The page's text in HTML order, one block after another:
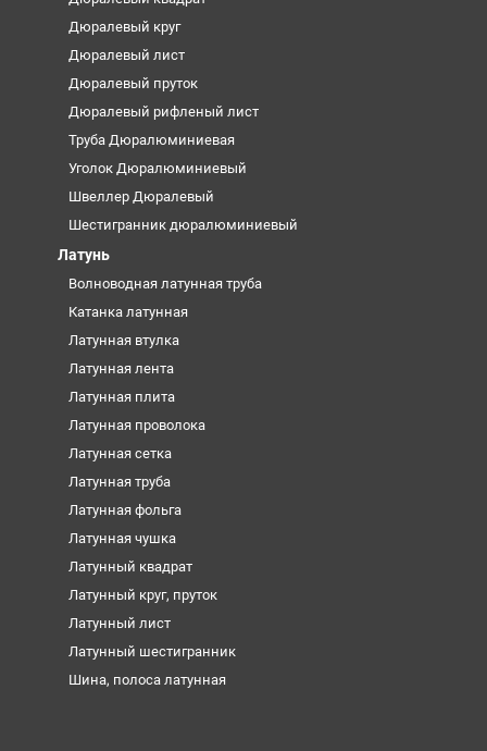
Дюралевый круг
Дюралевый лист
Дюралевый пруток
Дюралевый рифленый лист
Труба Дюралюминиевая
Уголок Дюралюминиевый
Швеллер Дюралевый
Шестигранник дюралюминиевый
Латунь
Волноводная латунная труба
Катанка латунная
Латунная втулка
Латунная лента
Латунная плита
Латунная проволока
Латунная сетка
Латунная труба
Латунная фольга
Латунная чушка
Латунный квадрат
Латунный круг, пруток
Латунный лист
Латунный шестигранник
Шина, полоса латунная